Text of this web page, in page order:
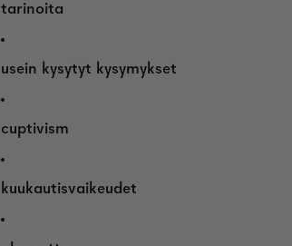
tarinoita
usein kysytyt kysymykset
cuptivism
kuukautisvaikeudet